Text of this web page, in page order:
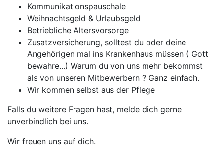
Kommunikationspauschale
Weihnachtsgeld & Urlaubsgeld
Betriebliche Altersvorsorge
Zusatzversicherung, solltest du oder deine
Angehörigen mal ins Krankenhaus müssen ( Gott
bewahre...) Warum du von uns mehr bekommst
als von unseren Mitbewerbern ? Ganz einfach.
Wir kommen selbst aus der Pflege
Falls du weitere Fragen hast, melde dich gerne
unverbindlich bei uns.
Wir freuen uns auf dich.